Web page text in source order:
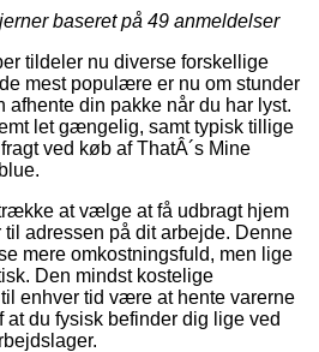
baseret på 49 anmeldelser
tildeler nu diverse forskellige
mest populære er nu om stunder
afhente din pakke når du har lyst.
let gængelig, samt typisk tillige
ved køb af ThatÂ´s Mine
at vælge at få udbragt hjem
adressen på dit arbejde. Denne
mere omkostningsfuld, men lige
Den mindst kostelige
enhver tid være at hente varerne
at du fysisk befinder dig lige ved